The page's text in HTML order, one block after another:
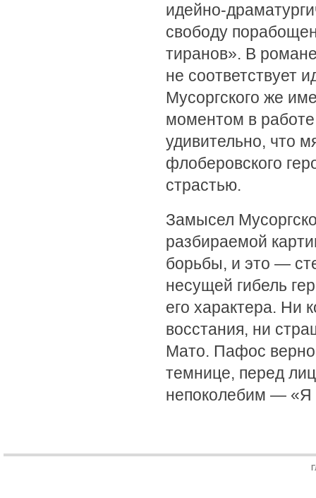
идейно-
свободу
тиранов». В
не соответствует
Мусоргского же
моментом в
удивительно, что
флоберовского
страстью.
Замысел
разбираемой
борьбы, и это —
несущей гибель
его характера. Ни
восстания, ни
Мато. Пафос
темнице, перед
непоколебим — «Я